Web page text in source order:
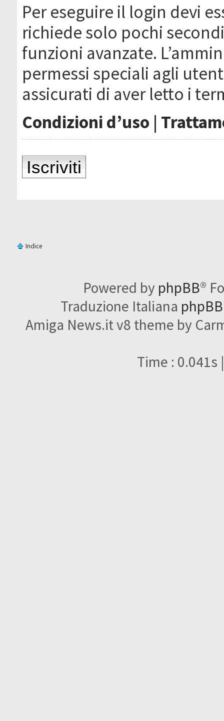
Per eseguire il login devi
richiede solo pochi
funzioni avanzate.
permessi speciali agli
assicurati di aver letto i
Condizioni d’uso |
Iscriviti
Indice
Powered by phpBB®
Traduzione Italiana
Amiga News.it v8 theme by
Time : 0.041s